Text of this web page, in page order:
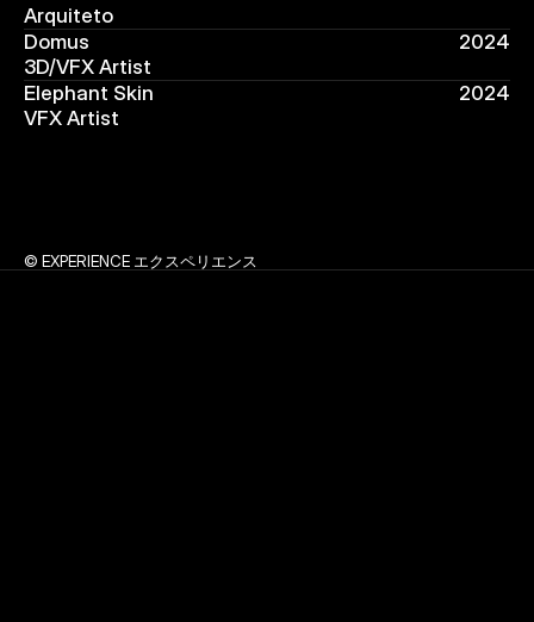
Arquiteto
Domus
2024
3D/VFX Artist
Elephant Skin
2024
VFX Artist
© EXPERIENCE エクスペリエンス